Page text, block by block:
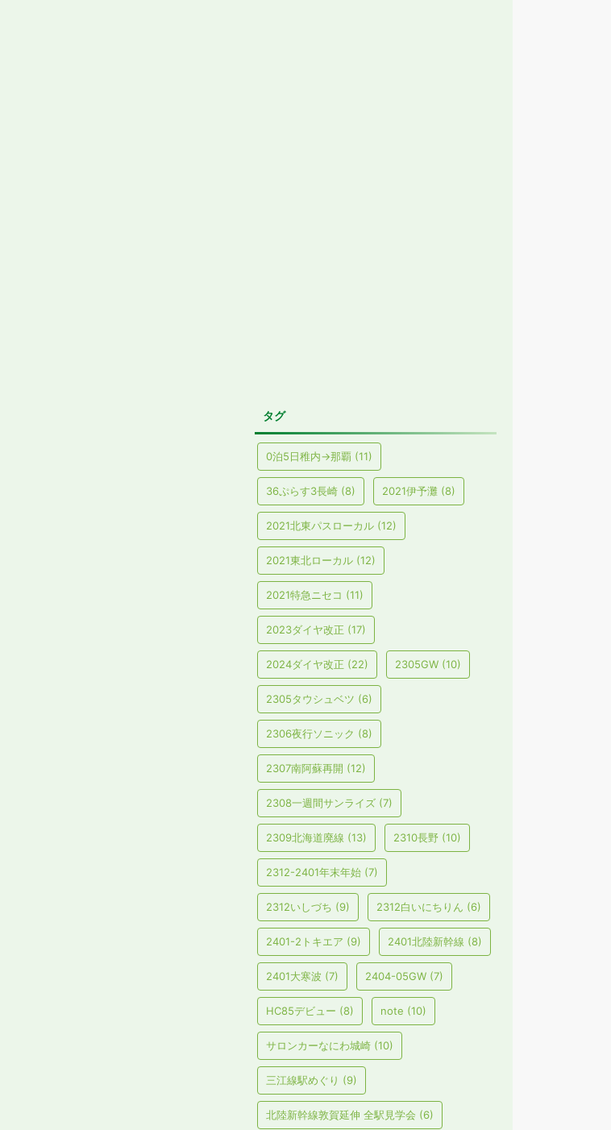
タグ
0泊5日稚内→那覇 (11)
36ぷらす3長崎 (8) 2021伊予灘 (8)
2021北東パスローカル (12)
2021東北ローカル (12)
2021特急ニセコ (11)
2023ダイヤ改正 (17)
2024ダイヤ改正 (22) 2305GW (10)
2305タウシュベツ (6)
2306夜行ソニック (8)
2307南阿蘇再開 (12)
2308一週間サンライズ (7)
2309北海道廃線 (13) 2310長野 (10)
2312-2401年末年始 (7)
2312いしづち (9) 2312白いにちりん (6)
2401-2トキエア (9) 2401北陸新幹線 (8)
2401大寒波 (7) 2404-05GW (7)
HC85デビュー (8) note (10)
サロンカーなにわ城崎 (10)
三江線駅めぐり (9)
北陸新幹線敦賀延伸 全駅見学会 (6)